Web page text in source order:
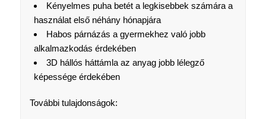
Kényelmes puha betét a legkisebbek számára a
használat első néhány hónapjára
Habos párnázás a gyermekhez való jobb
alkalmazkodás érdekében
3D hállós háttámla az anyag jobb lélegző
képessége érdekében
További tulajdonságok: